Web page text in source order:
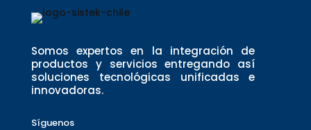
Somos expertos en la integración de
productos y servicios entregando así
soluciones tecnológicas unificadas e
innovadoras.
Síguenos